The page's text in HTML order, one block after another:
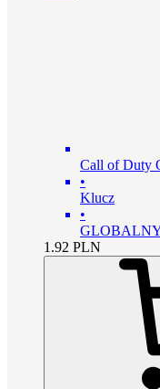
Call of Duty
•
Klucz
•
1.92 PLN